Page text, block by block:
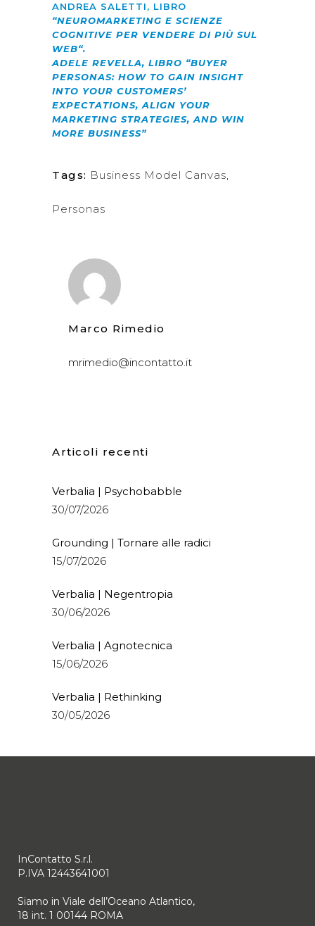
ANDREA SALETTI, LIBRO
“NEUROMARKETING E SCIENZE
COGNITIVE PER VENDERE DI PIÙ SUL
WEB“.
ADELE REVELLA, LIBRO “BUYER
PERSONAS: HOW TO GAIN INSIGHT
INTO YOUR CUSTOMERS’
EXPECTATIONS, ALIGN YOUR
MARKETING STRATEGIES, AND WIN
MORE BUSINESS”
Tags: Business Model Canvas,
Personas
Marco Rimedio
mrimedio@incontatto.it
Articoli recenti
Verbalia | Psychobabble
30/07/2026
Grounding | Tornare alle radici
15/07/2026
Verbalia | Negentropia
30/06/2026
Verbalia | Agnotecnica
15/06/2026
Verbalia | Rethinking
30/05/2026
InContatto S.r.l.
P.IVA 12443641001
Siamo in Viale dell’Oceano Atlantico,
18 int. 1 00144 ROMA